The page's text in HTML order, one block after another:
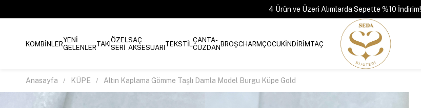
4 Ürün ve Üzeri Alımlarda Sepette %10 İndirim!
KOMBİNLERYENİ
GELENLERTAKIÖZEL
SERİ
SAÇ
AKSESUARI TEKSTİLÇANTA-
CÜZDANBROŞCHARMÇOCUKİNDİRİMTAÇ
Anasayfa KÜPE Altın Kaplama Gömme Taşlı Damla Model Burgu Küpe Gold